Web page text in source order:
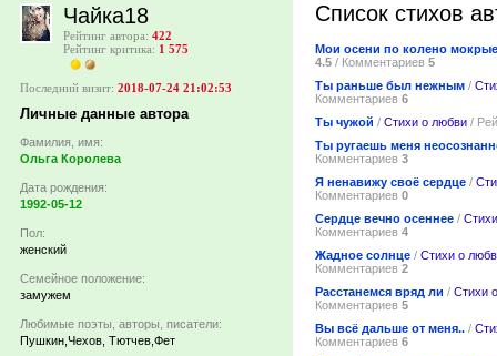
Чайка18
Рейтинг автора: 422
Рейтинг критика: 1 575
Последний визит: 2018-07-24 21:02:53
Личные данные автора
Фамилия, имя:
Ольга Королева
Дата рождения:
1992-05-12
Пол:
женский
Семейное положение:
замужем
Любимые поэты, авторы, писатели:
Пушкин,Чехов, Тютчев,Фет
Список стихов
Мои осени по колено мокрые
4.5 / Комментариев 5
Ты раньше был нежным /
Комментариев 6
Ты чужой / Стихи о любви /
Ты ругаешь меня
Комментариев 3
Я ненавижу своё сердце /
Комментариев 0
Сердце вечно осеннее /
Комментариев 4
Жадное солнце / Стихи о
Комментариев 2
Расстанемся вряд ли / Стихи
Комментариев 5
Вы всё дальше от меня.. /
Комментариев 6